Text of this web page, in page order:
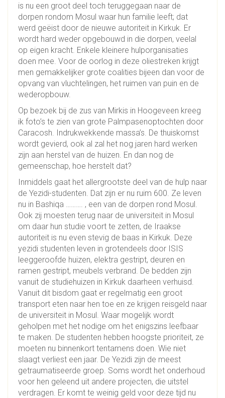
is nu een groot deel toch teruggegaan naar de
dorpen rondom Mosul waar hun familie leeft; dat
werd geëist door de nieuwe autoriteit in Kirkuk. Er
wordt hard weder opgebouwd in die dorpen, veelal
op eigen kracht. Enkele kleinere hulporganisaties
doen mee. Voor de oorlog in deze oliestreken krijgt
men gemakkelijker grote coalities bijeen dan voor de
opvang van vluchtelingen, het ruimen van puin en de
wederopbouw.
Op bezoek bij de zus van Mirkis in Hoogeveen kreeg
ik foto’s te zien van grote Palmpasenoptochten door
Caracosh. Indrukwekkende massa’s. De thuiskomst
wordt gevierd, ook al zal het nog jaren hard werken
zijn aan herstel van de huizen. En dan nog de
gemeenschap, hoe herstelt dat?
Inmiddels gaat het allergrootste deel van de hulp naar
de Yezidi-studenten. Dat zijn er nu ruim 600. Ze leven
nu in Bashiqa ………. , een van de dorpen rond Mosul.
Ook zij moesten terug naar de universiteit in Mosul
om daar hun studie voort te zetten, de Iraakse
autoriteit is nu even stevig de baas in Kirkuk. Deze
yezidi studenten leven in grotendeels door ISIS
leeggeroofde huizen, elektra gestript, deuren en
ramen gestript, meubels verbrand. De bedden zijn
vanuit de studiehuizen in Kirkuk daarheen verhuisd.
Vanuit dit bisdom gaat er regelmatig een groot
transport eten naar hen toe en ze krijgen reisgeld naar
de universiteit in Mosul. Waar mogelijk wordt
geholpen met het nodige om het enigszins leefbaar
te maken. De studenten hebben hoogste prioriteit, ze
moeten nu binnenkort tentamens doen. Wie niet
slaagt verliest een jaar. De Yezidi zijn de meest
getraumatiseerde groep. Soms wordt het onderhoud
voor hen geleend uit andere projecten, die uitstel
verdragen. Er komt te weinig geld voor deze tijd nu